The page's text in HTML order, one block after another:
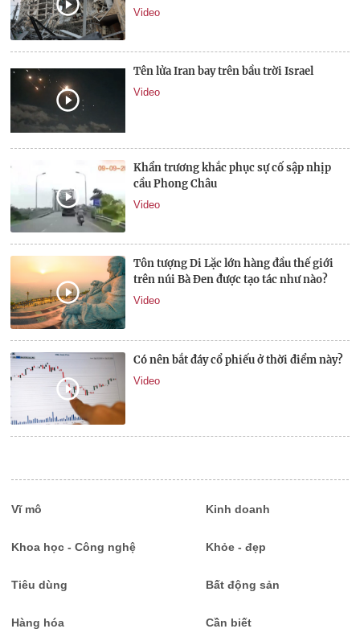
Video
Tên lửa Iran bay trên bầu trời Israel
Video
Khẩn trương khắc phục sự cố sập nhịp
cầu Phong Châu
Video
Tôn tượng Di Lặc lớn hàng đầu thế giới
trên núi Bà Đen được tạo tác như nào?
Video
Có nên bắt đáy cổ phiếu ở thời điểm này?
Video
Vĩ mô Kinh doanh
Khoa học - Công nghệ Khỏe - đẹp
Tiêu dùng Bất động sản
Hàng hóa Cần biết